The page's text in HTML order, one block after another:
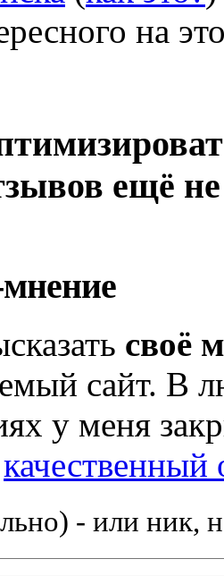
на
ещё
своё
сайт. В
у меня
- или ник,